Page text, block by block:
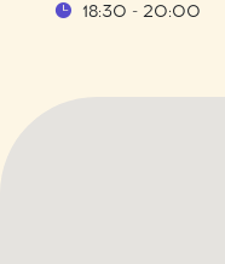
18:30 - 20:00